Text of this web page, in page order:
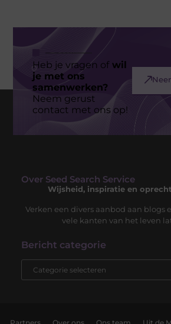
Heb je vragen ofwil
je met ons
samenwerken?
Neem gerust
contact met ons op!
Over Seed Search Service
Wijsheid, inspiratie en
Verken een divers aanbod aan blogs
vele kanten van het leven
Bericht categorie